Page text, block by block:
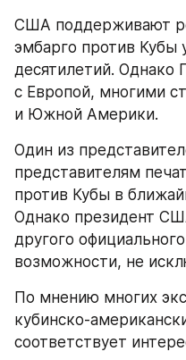
США поддерживают
эмбарго против Кубы
десятилетий. Однако
с Европой, многими
и Южной Америки.
Один из
представителям
против Кубы в
Однако президент
другого
возможности, не
По мнению многих
кубинско-
соответствует